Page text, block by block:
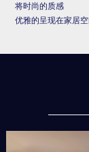
将时尚的质感
优雅的呈现在家居空